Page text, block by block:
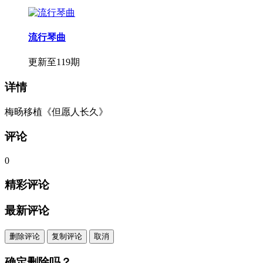
流行琴曲
更新至119期
详情
梅旸移植《但愿人长久》
评论
0
精彩评论
最新评论
删除评论 复制评论 取消